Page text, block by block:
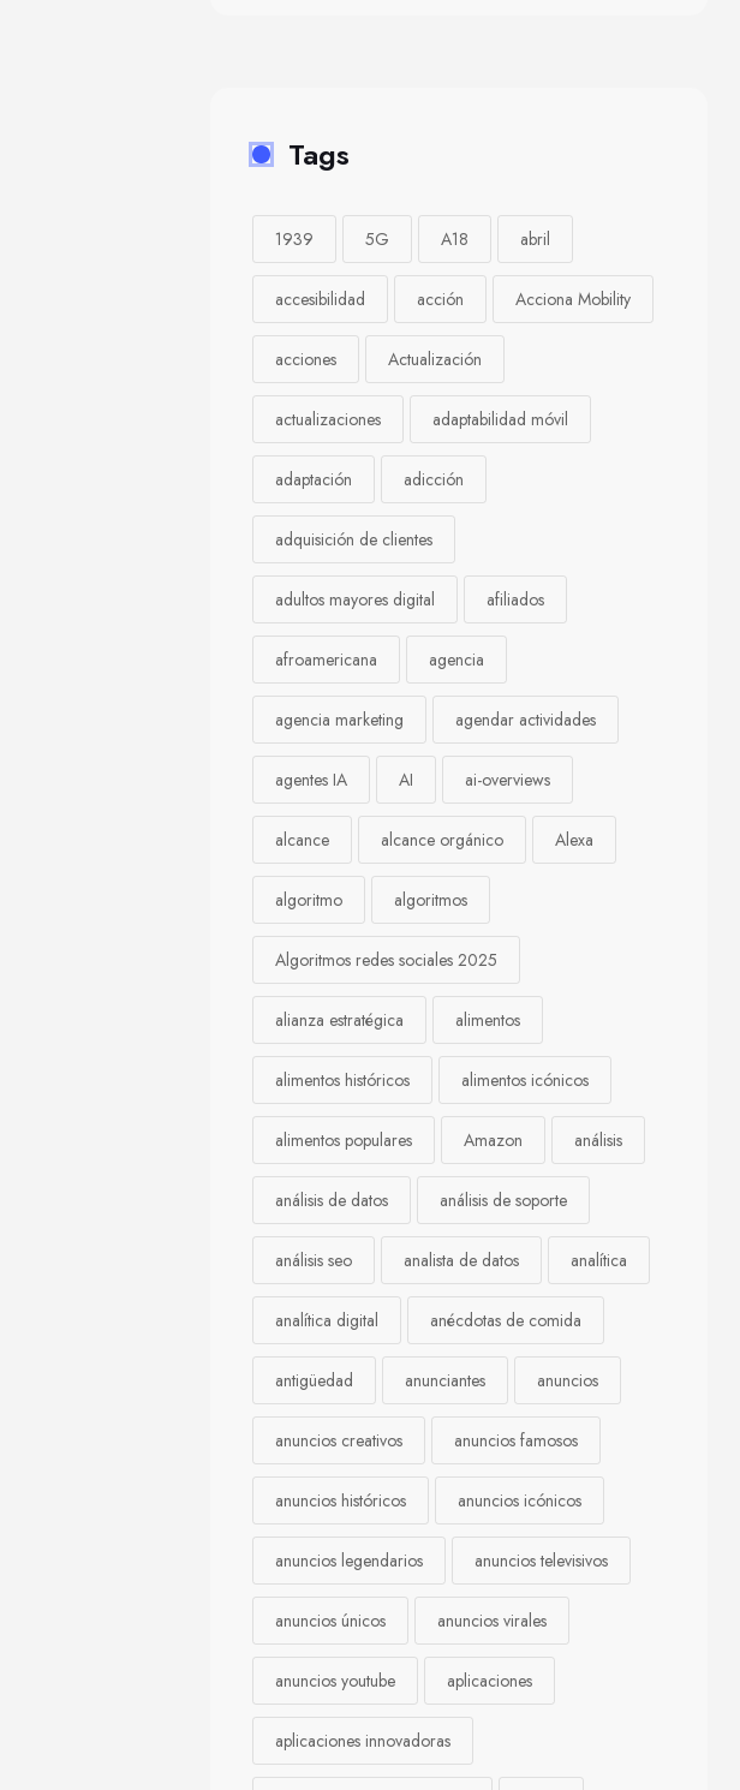
Tags
1939 5G A18 abril
accesibilidad acción Acciona Mobility
acciones Actualización
actualizaciones adaptabilidad móvil
adaptación adicción
adquisición de clientes
adultos mayores digital afiliados
afroamericana agencia
agencia marketing agendar actividades
agentes IA AI ai-overviews
alcance alcance orgánico Alexa
algoritmo algoritmos
Algoritmos redes sociales 2025
alianza estratégica alimentos
alimentos históricos alimentos icónicos
alimentos populares Amazon análisis
análisis de datos análisis de soporte
análisis seo analista de datos analítica
analítica digital anécdotas de comida
antigüedad anunciantes anuncios
anuncios creativos anuncios famosos
anuncios históricos anuncios icónicos
anuncios legendarios anuncios televisivos
anuncios únicos anuncios virales
anuncios youtube aplicaciones
aplicaciones innovadoras